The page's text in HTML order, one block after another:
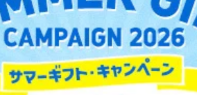
力する必要がある場合であって、利
し、又は公表することによって当該
及ぼすおそれがあるとき
の利用目的が明らかな場合
ついては、保有個人データの本人ま
の利用目的の通知、開示、変更等
利用方法はこちら
総合案内